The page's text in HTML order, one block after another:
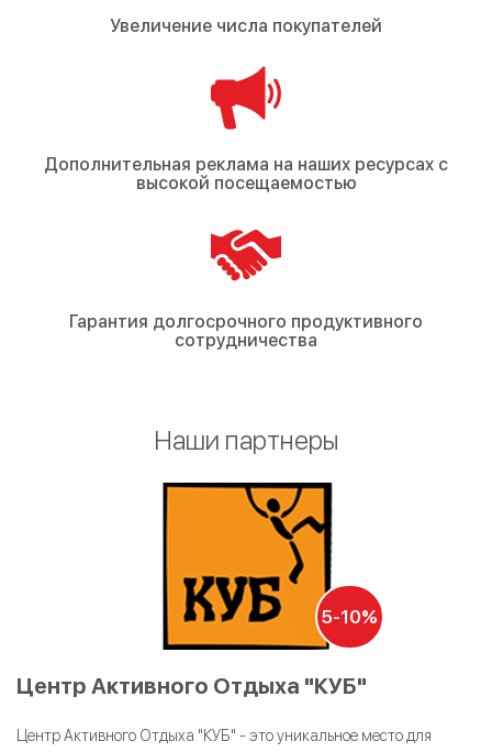
Увеличение числа покупателей
Дополнительная реклама на наших ресурсах с
высокой посещаемостью
Гарантия долгосрочного продуктивного
сотрудничества
Наши партнеры
5-10%
Центр Активного Отдыха "КУБ"
Центр Активного Отдыха "КУБ" - это уникальное место для